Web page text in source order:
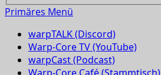
Primäres Menü
warpTALK (Discord)
Warp-Core TV (YouTube)
warpCast (Podcast)